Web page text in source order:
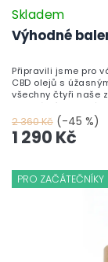
Výhodné
Skladem
2 360 Kč (-45 %)
1 290 Kč
Připravili jsme pro
CBD olejů s
všechny čtyři naše
je ideální pro
svému mazlíčkovy
jemného tuňáka
pouze u nás, takže
PRO ZAČÁTEČNÍKY